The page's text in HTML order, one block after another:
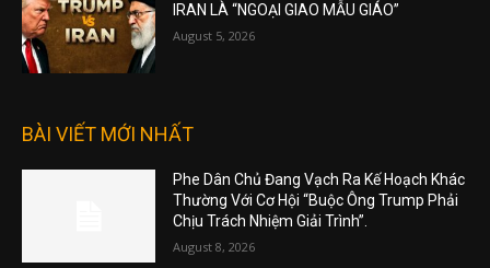
IRAN LÀ “NGOẠI GIAO MẪU GIÁO”
August 5, 2026
BÀI VIẾT MỚI NHẤT
Phe Dân Chủ Đang Vạch Ra Kế Hoạch Khác
Thường Với Cơ Hội “Buộc Ông Trump Phải
Chịu Trách Nhiệm Giải Trình”.
August 8, 2026